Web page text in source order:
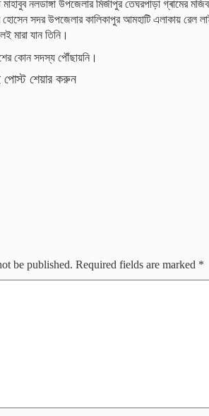
নলডাঙ্গা উপজেলার মির্জাপুর তেঘরপাড়া গ্ৰামের
হোসেন সদর উপজেলার কালিকাপুর আমহাটি এলাকায়
মারা যান তিনি।
কোন সদস্য পৌঁছায়নি।
পোস্ট শেয়ার করুন
be published. Required fields are marked *